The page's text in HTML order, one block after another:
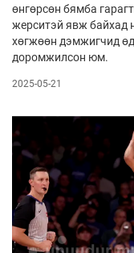
өнгөрсөн бямба
жерситэй явж байхад
хөгжөөн дэмжигчид
доромжилсон юм.
2025-05-21